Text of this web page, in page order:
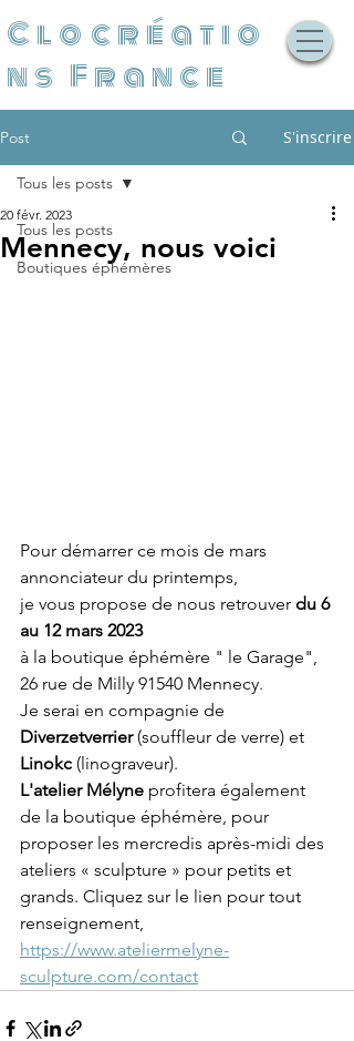
Clocréatio
ns France
Post S'inscrire
Tous les posts
Boutiques éphémères
Tous les posts
Mennecy, nous voici
20 févr. 2023
Pour démarrer ce mois de mars
annonciateur du printemps,
je vous propose de nous retrouver du 6
au 12 mars 2023
à la boutique éphémère " le Garage",
26 rue de Milly 91540 Mennecy.
Je serai en compagnie de
Diverzetverrier (souffleur de verre) et
Linokc (linograveur).
L'atelier Mélyne profitera également
de la boutique éphémère, pour
proposer les mercredis après-midi des
ateliers « sculpture » pour petits et
grands. Cliquez sur le lien pour tout
renseignement,
https://www.ateliermelyne-
sculpture.com/contact